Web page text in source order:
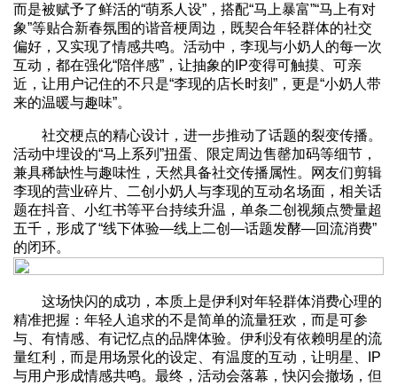
而是被赋予了鲜活的“萌系人设”，搭配“马上暴富”“马上有对
象”等贴合新春氛围的谐音梗周边，既契合年轻群体的社交
偏好，又实现了情感共鸣。活动中，李现与小奶人的每一次
互动，都在强化“陪伴感”，让抽象的IP变得可触摸、可亲
近，让用户记住的不只是“李现的店长时刻”，更是“小奶人带
来的温暖与趣味”。
社交梗点的精心设计，进一步推动了话题的裂变传播。
活动中埋设的“马上系列”扭蛋、限定周边售罄加码等细节，
兼具稀缺性与趣味性，天然具备社交传播属性。网友们剪辑
李现的营业碎片、二创小奶人与李现的互动名场面，相关话
题在抖音、小红书等平台持续升温，单条二创视频点赞量超
五千，形成了“线下体验—线上二创—话题发酵—回流消费”
的闭环。
这场快闪的成功，本质上是伊利对年轻群体消费心理的
精准把握：年轻人追求的不是简单的流量狂欢，而是可参
与、有情感、有记忆点的品牌体验。伊利没有依赖明星的流
量红利，而是用场景化的设定、有温度的互动，让明星、IP
与用户形成情感共鸣。最终，活动会落幕，快闪会撤场，但